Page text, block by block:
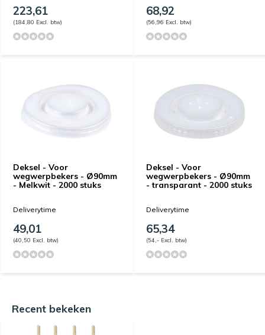
223,61
(184,80 Excl. btw)
68,92
(56,96 Excl. btw)
Deksel - Voor
wegwerpbekers - Ø90mm
- Melkwit - 2000 stuks
Deliverytime
49,01
(40,50 Excl. btw)
Deksel - Voor
wegwerpbekers - Ø90mm
- transparant - 2000 stuks
Deliverytime
65,34
(54,- Excl. btw)
Recent bekeken